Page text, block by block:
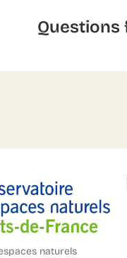
Questions
naturels